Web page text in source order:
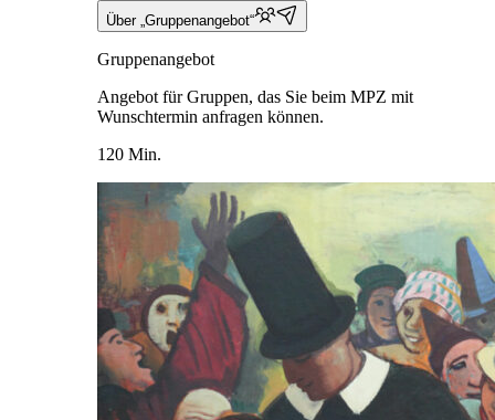
Über „Gruppenangebot“
Gruppenangebot
Angebot für Gruppen, das Sie beim MPZ mit
Wunschtermin anfragen können.
120 Min.